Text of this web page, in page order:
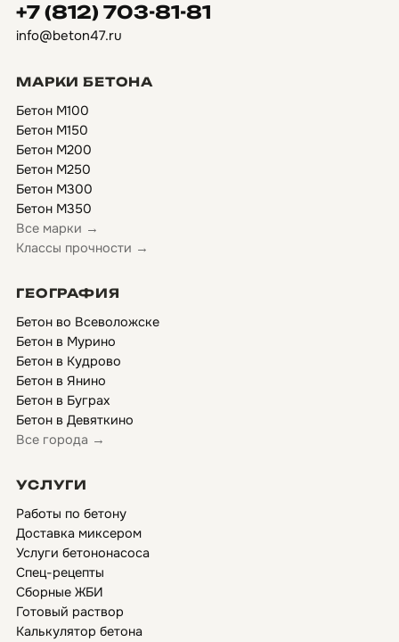
+7 (812) 703-81-81
info@beton47.ru
МАРКИ БЕТОНА
Бетон М100
Бетон М150
Бетон М200
Бетон М250
Бетон М300
Бетон М350
Все марки →
Классы прочности →
ГЕОГРАФИЯ
Бетон во Всеволожске
Бетон в Мурино
Бетон в Кудрово
Бетон в Янино
Бетон в Буграх
Бетон в Девяткино
Все города →
УСЛУГИ
Работы по бетону
Доставка миксером
Услуги бетононасоса
Спец-рецепты
Сборные ЖБИ
Готовый раствор
Калькулятор бетона